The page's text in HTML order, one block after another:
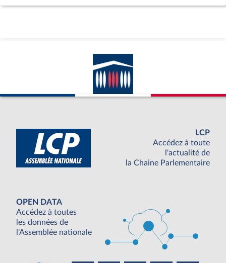
LCP
Accédez à toute
l'actualité de
la Chaine Parlementaire
OPEN DATA
Accédez à toutes
les données de
l'Assemblée nationale